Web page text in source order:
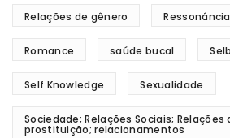
Relações de gênero
Romance saúde bucal
Self Knowledge Sexualidade
Sociedade; Relações Sociais; Relações
prostituição; relacionamentos